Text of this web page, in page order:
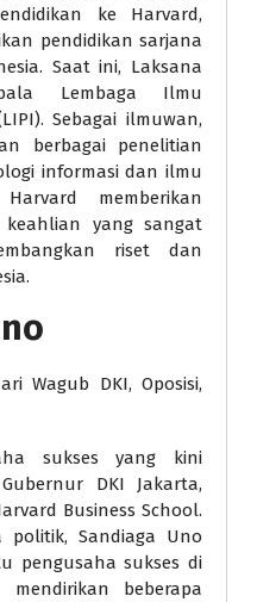
ke Harvard,
pendidikan sarjana
Saat ini, Laksana
Lembaga Ilmu
Sebagai ilmuwan,
berbagai penelitian
informasi dan ilmu
memberikan
yang sangat
riset dan
sukses yang kini
DKI Jakarta,
Business School.
Sandiaga Uno
pengusaha sukses di
beberapa